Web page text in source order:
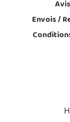
Envois /